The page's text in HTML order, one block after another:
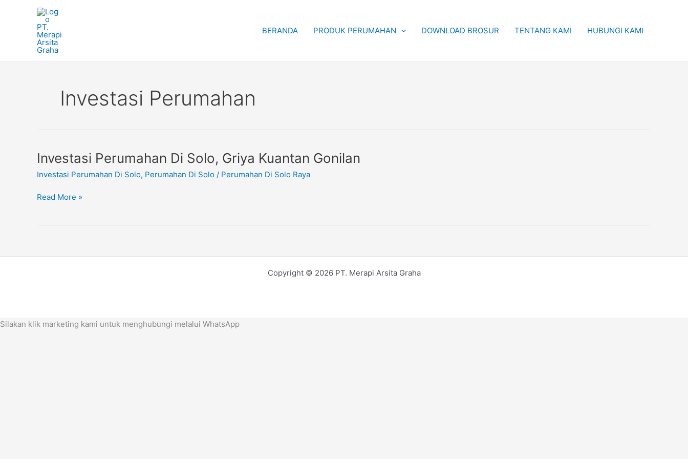
BERANDA PRODUK PERUMAHAN DOWNLOAD BROSUR TENTANG KAMI HUBUNGI KAMI
Investasi Perumahan
Investasi Perumahan Di Solo, Griya Kuantan Gonilan
Investasi Perumahan Di Solo, Perumahan Di Solo / Perumahan Di Solo Raya
Investasi
Di
Gonilan
Read More »
Copyright © 2026 PT. Merapi Arsita Graha
Silakan klik marketing kami untuk menghubungi melalui WhatsApp